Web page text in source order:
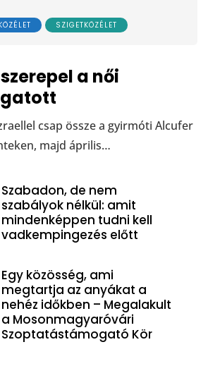
SZIGETKÖZÉLET
a női
csap össze a gyirmóti Alcufer
majd április…
Szabadon, de nem
szabályok nélkül: amit
mindenképpen tudni kell
vadkempingezés előtt
Egy közösség, ami
megtartja az anyákat a
nehéz időkben – Megalakult
a Mosonmagyaróvári
Szoptatástámogató Kör